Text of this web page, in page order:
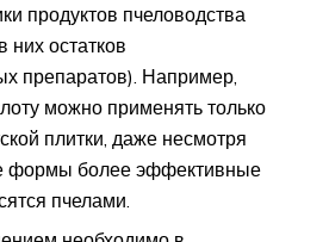
продуктов пчеловодства
них остатков
препаратов). Например,
можно применять только
плитки, даже несмотря
формы более эффективные
пчелами.